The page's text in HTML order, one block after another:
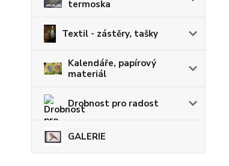
termoska
Textil - zástěry, tašky
Kalendáře, papírový
materiál
Drobnost pro radost
GALERIE